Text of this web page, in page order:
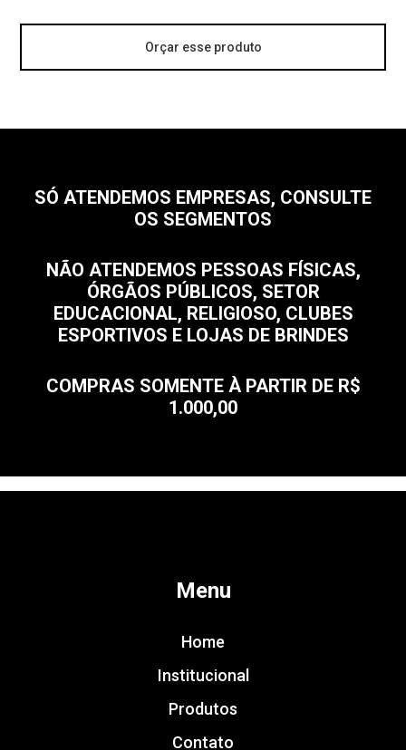
Orçar esse produto
SÓ ATENDEMOS EMPRESAS, CONSULTE
OS SEGMENTOS
NÃO ATENDEMOS PESSOAS FÍSICAS,
ÓRGÃOS PÚBLICOS, SETOR
EDUCACIONAL, RELIGIOSO, CLUBES
ESPORTIVOS E LOJAS DE BRINDES
COMPRAS SOMENTE À PARTIR DE R$
1.000,00
Menu
Home
Institucional
Produtos
Contato